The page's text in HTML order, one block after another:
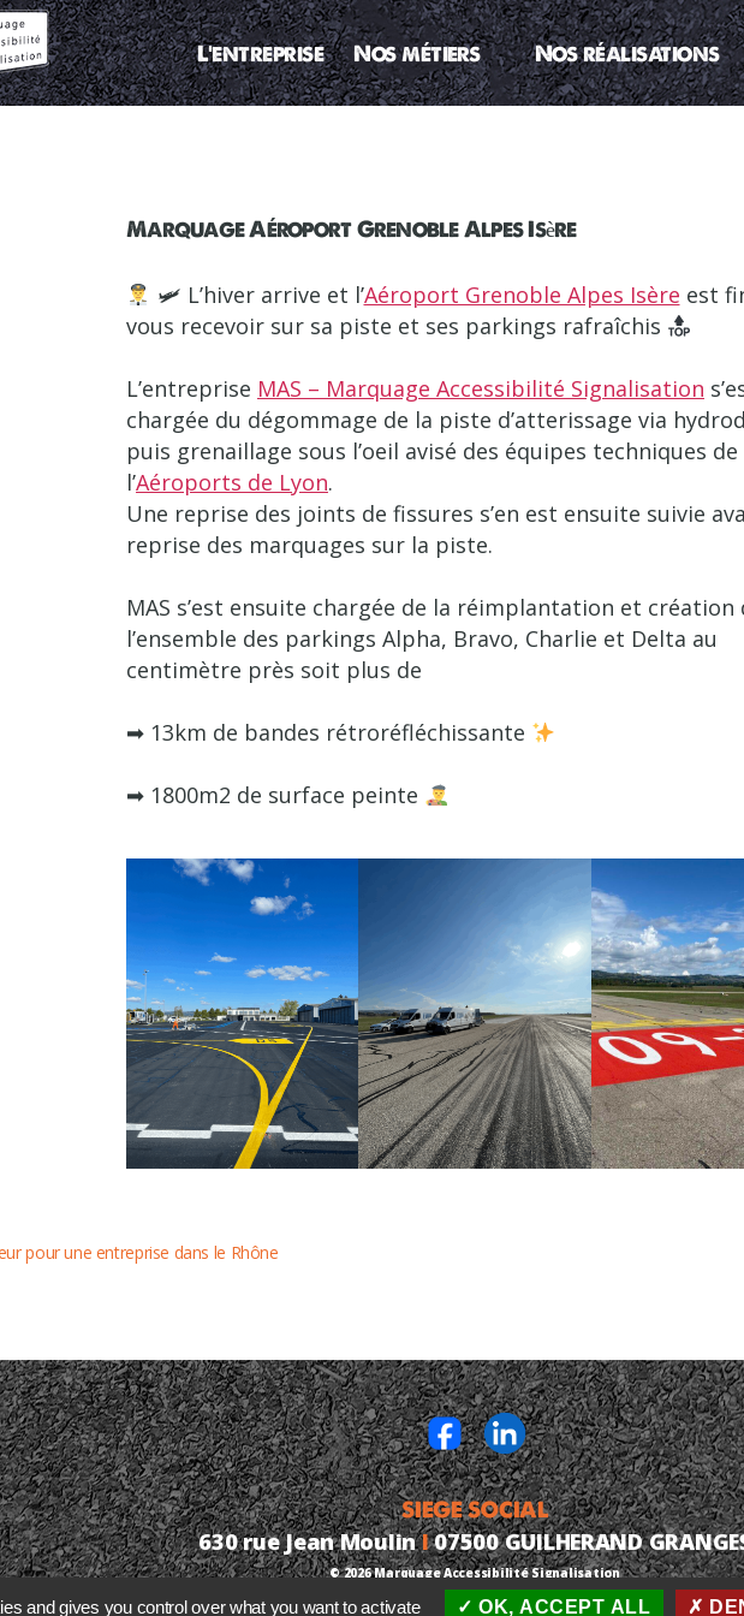
L’entreprise Nos métiers Nos réalisations
Marquage Aéroport Grenoble Alpes Isère
🛩 L’hiver arrive et l’Aéroport Grenoble Alpes Isère est
vous recevoir sur sa piste et ses parkings rafraîchis
L’entreprise MAS – Marquage Accessibilité Signalisation
chargée du dégommage de la piste d’atterissage via
puis grenaillage sous l’oeil avisé des équipes techniques de
l’Aéroports de Lyon.
Une reprise des joints de fissures s’en est ensuite suivie
reprise des marquages sur la piste.
MAS s’est ensuite chargée de la réimplantation et création
l’ensemble des parkings Alpha, Bravo, Charlie et Delta au
centimètre près soit plus de
➡ 13km de bandes rétroréfléchissante
➡ 1800m2 de surface peinte
pour une entreprise dans le Rhône
SIEGE SOCIAL
630 rue Jean MoulinI07500 GUILHERAND
© 2026Marquage Accessibilité Signalisation
and gives you control over what you want to activate OK, ACCEPT ALL